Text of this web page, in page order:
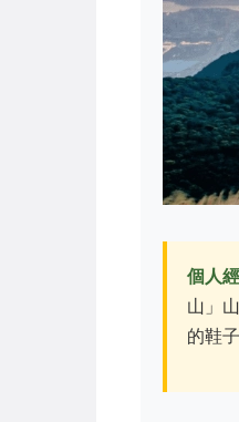
個人
山」
的鞋